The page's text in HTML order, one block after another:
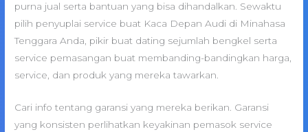
purna jual serta bantuan yang bisa dihandalkan. Sewaktu
pilih penyuplai service buat Kaca Depan Audi di Minahasa
Tenggara Anda, pikir buat dating sejumlah bengkel serta
service pemasangan buat membanding-bandingkan harga,
service, dan produk yang mereka tawarkan.
Cari info tentang garansi yang mereka berikan. Garansi
yang konsisten perlihatkan keyakinan pemasok service